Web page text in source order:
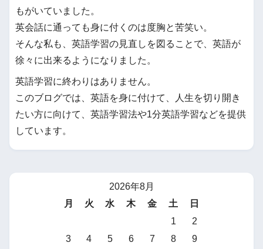
もがいていました。
英会話に通っても身に付くのは度胸と苦笑い。
そんな私も、英語学習の見直しを図ることで、英語が
徐々に出来るようになりました。
英語学習に終わりはありません。
このブログでは、英語を身に付けて、人生を切り開き
たい方に向けて、英語学習法や1分英語学習などを提供
しています。
2026年8月
月
火 水 木 金 土
日
1
2
3
4 5 6 7 8
9